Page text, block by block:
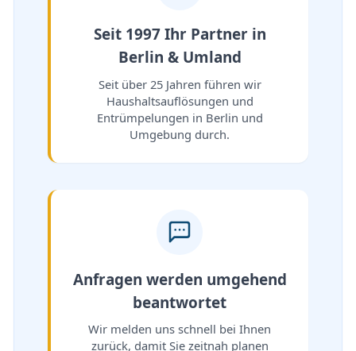
Seit 1997 Ihr Partner in
Berlin & Umland
Seit über 25 Jahren führen wir
Haushaltsauflösungen und
Entrümpelungen in Berlin und
Umgebung durch.
Anfragen werden umgehend
beantwortet
Wir melden uns schnell bei Ihnen
zurück, damit Sie zeitnah planen